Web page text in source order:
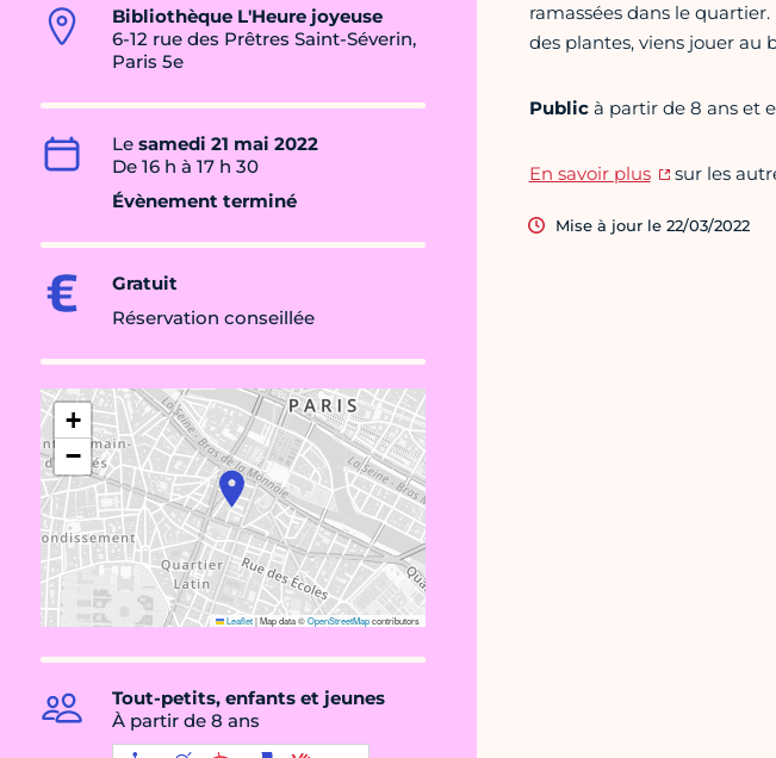
Bibliothèque L'Heure joyeuse
6-12 rue des Prêtres Saint-Séverin,
Paris 5e
Le samedi 21 mai 2022
De 16 h à 17 h 30
Évènement terminé
Gratuit
Réservation conseillée
+
−
Leaflet|Map data ©OpenStreetMapcontributors
Tout-petits, enfants et jeunes
À partir de 8 ans
ramassées dans le
des plantes, viens jouer au
Public à partir de 8 ans et
En savoir plus sur les
Mise à jour le 22/03/2022